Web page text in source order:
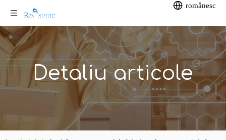
românesc
Detaliu articole